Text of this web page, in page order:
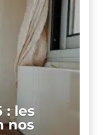
: les
nos